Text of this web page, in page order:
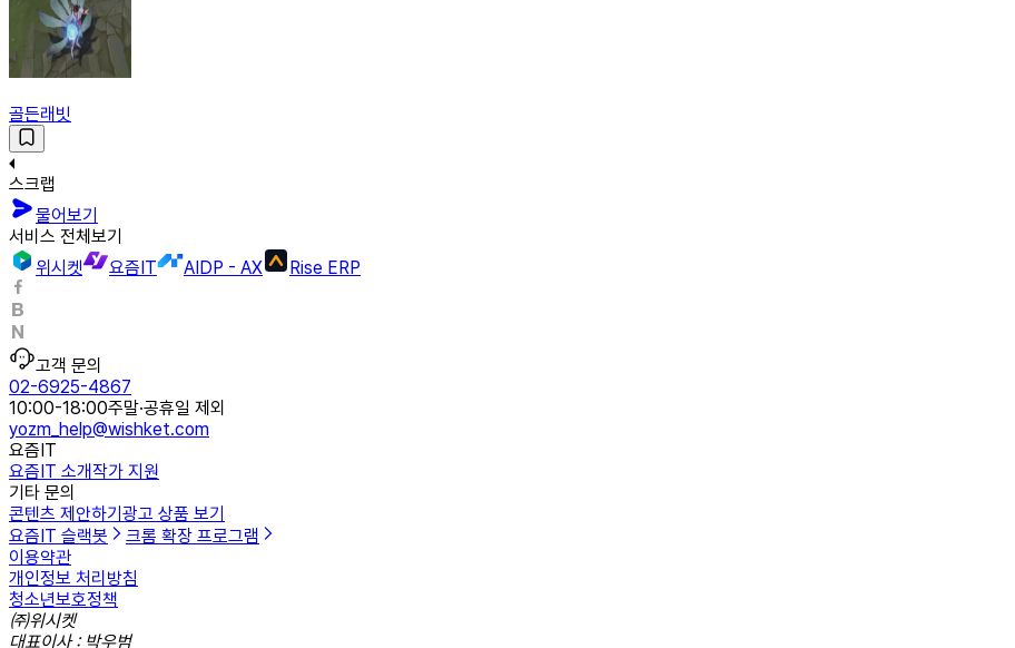
골든래빗
스크랩
물어보기
서비스 전체보기
위시켓
요즘IT AIDP - AX Rise ERP
고객 문의
02-6925-4867
10:00-18:00주말·공휴일 제외
yozm_help@wishket.com
요즘IT
요즘IT 소개작가 지원
기타 문의
콘텐츠 제안하기 광고 상품 보기
요즘IT 슬랙봇
크롬 확장 프로그램
이용약관
개인정보 처리방침
청소년보호정책
㈜위시켓
대표이사 : 박우범